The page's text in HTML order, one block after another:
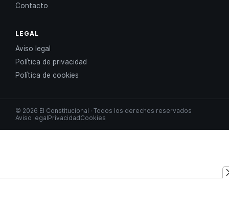
Contacto
LEGAL
Aviso legal
Política de privacidad
Política de cookies
© 2026 El Constitucional · Todos los derechos reservados
Aviso legalPrivacidadCookies